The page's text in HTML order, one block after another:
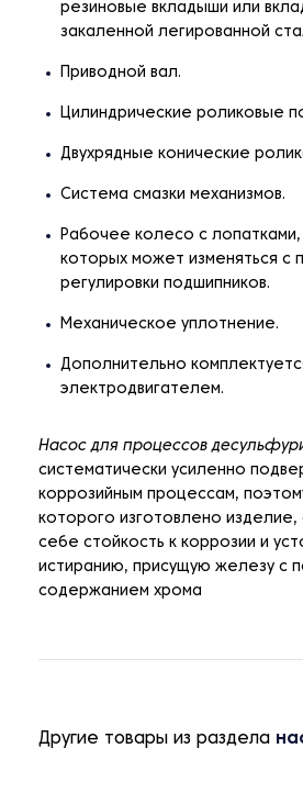
резиновые вкладыши или
закаленной легированной
Приводной вал.
Цилиндрические роликовые
Двухрядные конические
Система смазки механизмов.
Рабочее колесо с
которых может изменяться с
регулировки подшипников.
Механическое уплотнение.
Дополнительно
электродвигателем.
Насос для процессов
систематически усиленно
коррозийным процессам,
которого изготовлено изделие,
себе стойкость к коррозии и
истиранию, присущую железу с
содержанием хрома
Другие товары из раздела